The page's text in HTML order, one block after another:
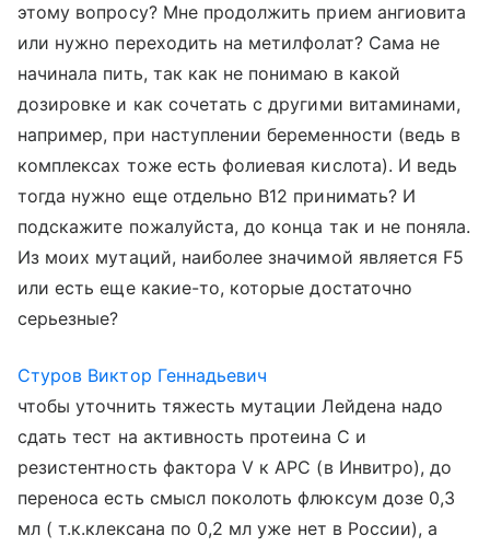
этому вопросу? Мне продолжить прием ангиовита
или нужно переходить на метилфолат? Сама не
начинала пить, так как не понимаю в какой
дозировке и как сочетать с другими витаминами,
например, при наступлении беременности (ведь в
комплексах тоже есть фолиевая кислота). И ведь
тогда нужно еще отдельно В12 принимать? И
подскажите пожалуйста, до конца так и не поняла.
Из моих мутаций, наиболее значимой является F5
или есть еще какие-то, которые достаточно
серьезные?
Стуров Виктор Геннадьевич
чтобы уточнить тяжесть мутации Лейдена надо
сдать тест на активность протеина С и
резистентность фактора V к АРС (в Инвитро), до
переноса есть смысл поколоть флюксум дозе 0,3
мл ( т.к.клексана по 0,2 мл уже нет в России), а